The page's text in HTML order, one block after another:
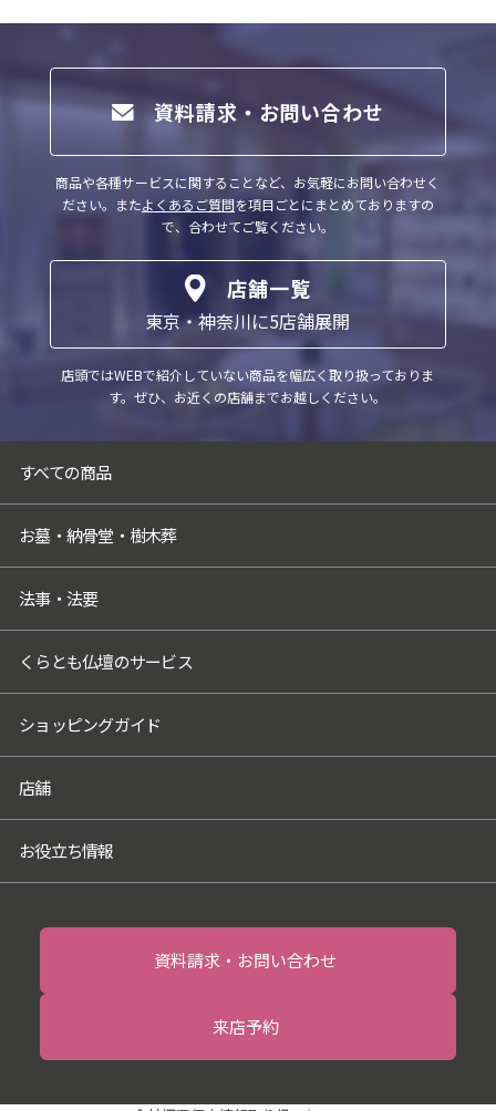
（2）法令に基づく場合
（3）人の生命、身体又は財産の保護のため
に必要がある場合であって、ご本人様の同
（4）公衆衛生の向上又は児童の健全な育成
の推進のために特に必要がある場合であっ
て、ご本人様の同意を得ることが困難な場
（5）国の機関もしくは地方公共団体又はそ
の委託を受けた者が法令の定める事務を遂
行することに対して協力する必要がある場
合であって、ご本人様の同意を得ることに
よって当該事務の遂行に支障を及ぼすおそ
れがある場合
の達成に必要な範囲内で個人情報の取扱い
の全部又は一部を委託する場合
5．個人情報取扱いの委託
当社は事業運営上、お客様により良いサー
ビスを提供するために業務の一部を外部に
委託しています。業務委託先に対しては、
個人情報を預けることがあります。この場
合、個人情報を適切に取り扱っていると認
められる委託先を選定し、契約等において
個人情報の適正管理・機密保持などにより
6．個人情報の開示等の請求
お客様は、当社に対してご自身の個人情報
去、第三者への提供の停止）に関して、当
社問合わせ窓口に申し出ることができま
す。その際、当社はお客様ご本人を確認さ
対応いたします。開示等の申し出の詳細に
つきましては、当社ホームページ掲載の
資料請求・お問い合わせ
商品や各種サービスに関することなど、お気軽にお問い合わせく
ださい。 またよくあるご質問を項目ごとにまとめておりますの
で、合わせてご覧ください。
店舗一覧
東京・神奈川に5店舗展開
店頭ではWEBで紹介していない商品を幅広く取り扱っておりま
す。ぜひ、お近くの店舗までお越しください。
すべての商品
お墓・納骨堂・樹木葬
法事・法要
くらとも仏壇のサービス
ショッピングガイド
店舗
お役立ち情報
資料請求・お問い合わせ
来店予約